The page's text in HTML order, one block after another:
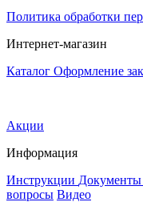
Политика обработки
Интернет-магазин
Каталог Оформление
Акции
Информация
Инструкции Документы
вопросы Видео